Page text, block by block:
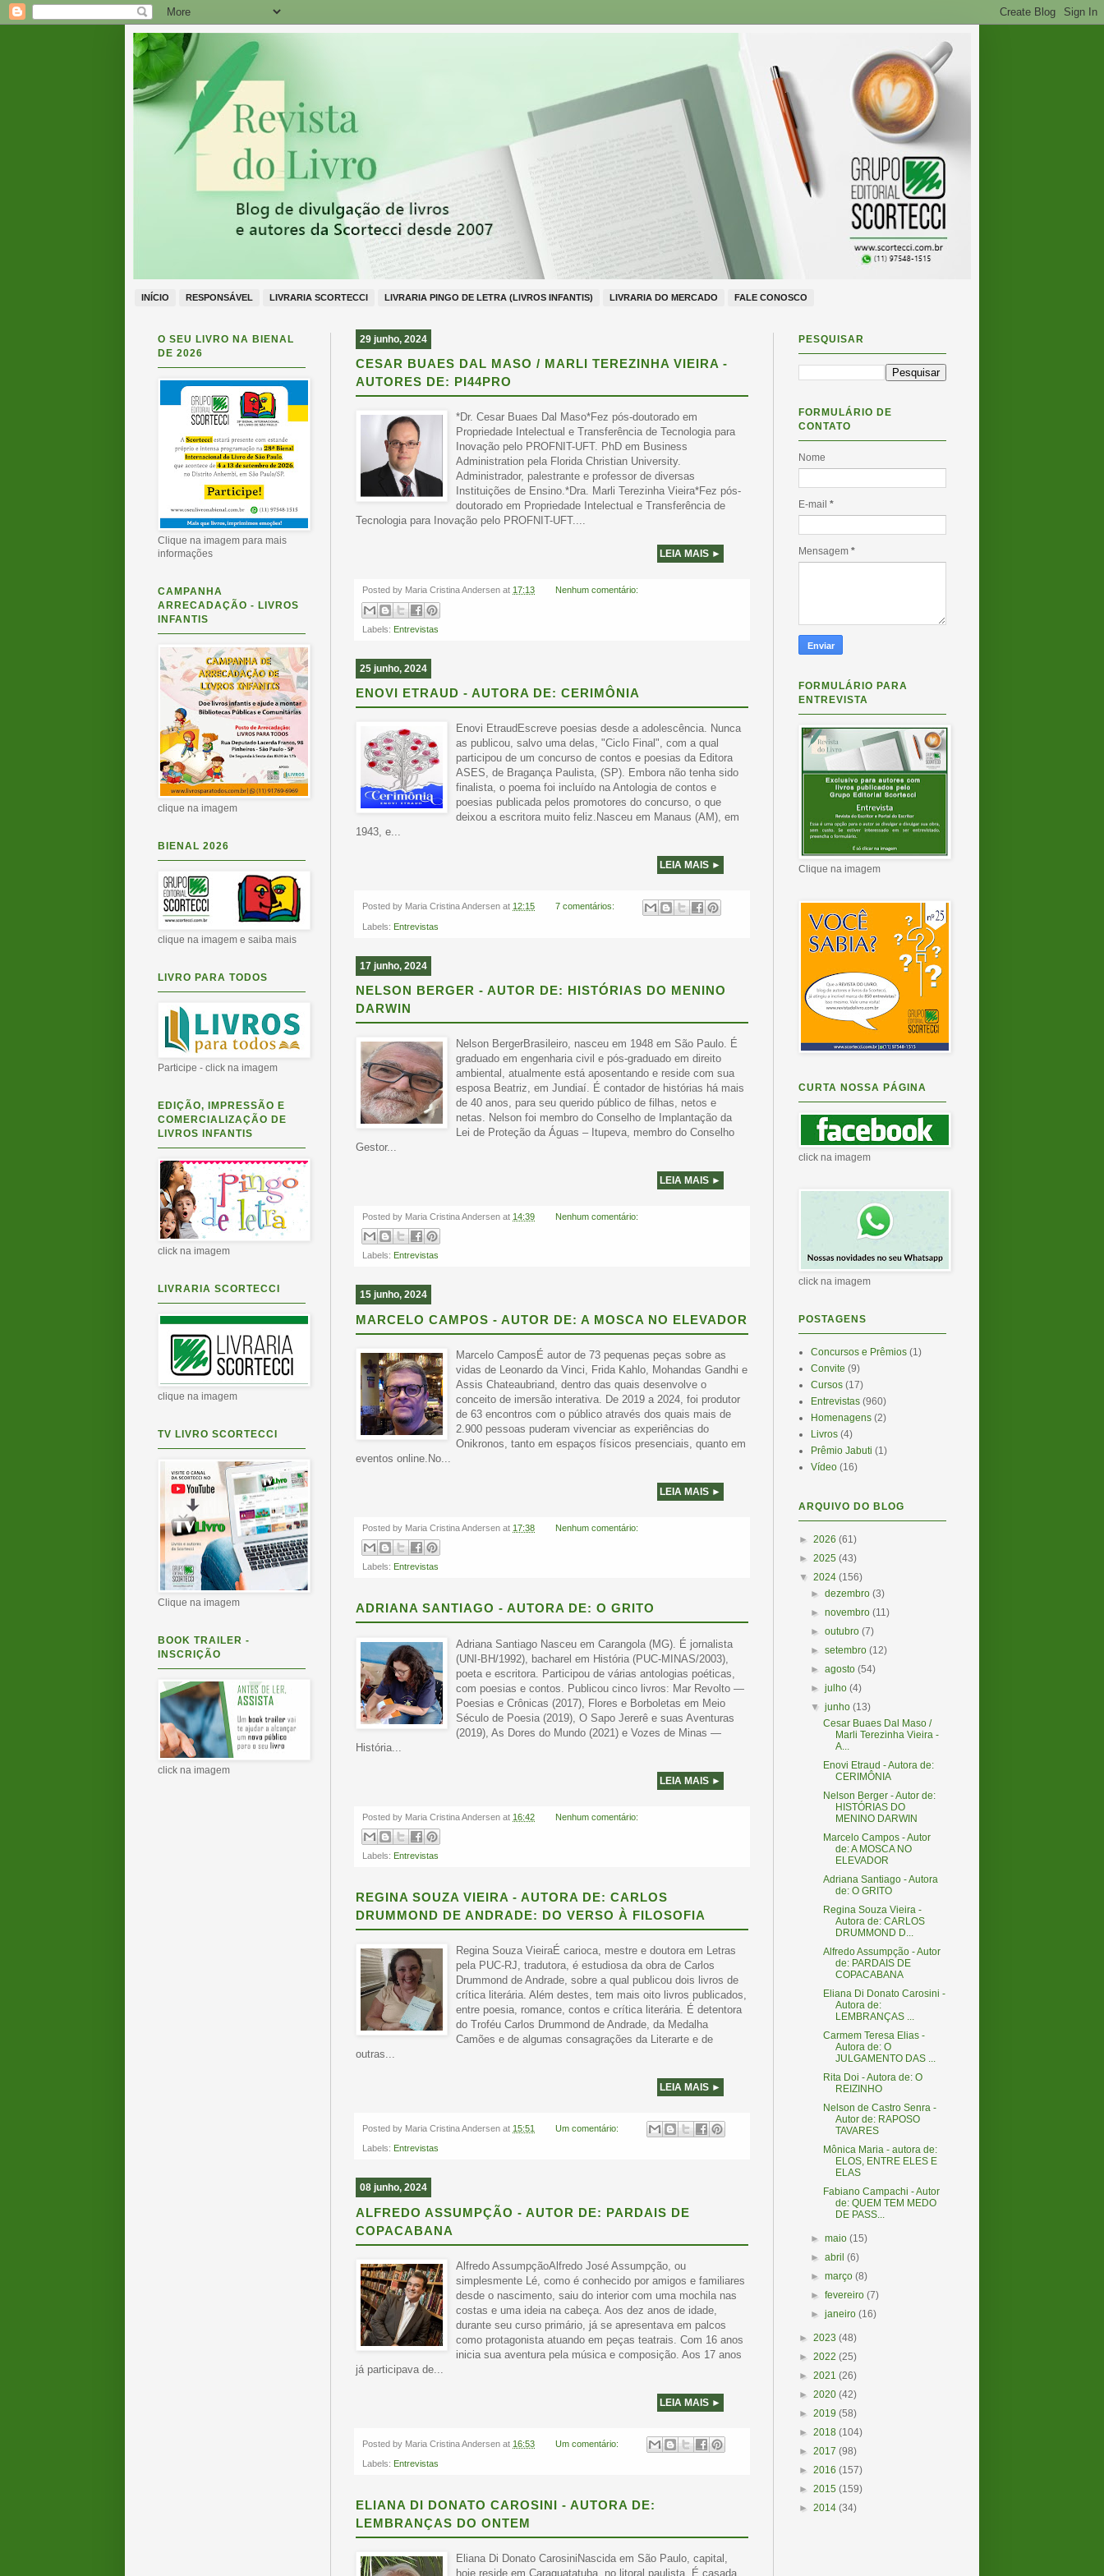
INÍCIO RESPONSÁVEL LIVRARIA SCORTECCI LIVRARIA PINGO DE LETRA (LIVROS INFANTIS) LIVRARIA DO MERCADO FALE CONOSCO
29 junho, 2024
CESAR BUAES DAL MASO / MARLI TEREZINHA VIEIRA -
AUTORES DE: PI44PRO
*Dr. Cesar Buaes Dal Maso*Fez pós-doutorado em
Propriedade Intelectual e Transferência de Tecnologia para
Inovação pelo PROFNIT-UFT. PhD em Business
Administration pela Florida Christian University.
Administrador, palestrante e professor de diversas
Instituições de Ensino.*Dra. Marli Terezinha Vieira*Fez pós-
doutorado em Propriedade Intelectual e Transferência de
Tecnologia para Inovação pelo PROFNIT-UFT....
LEIA MAIS ►
Posted by Maria Cristina Andersen at 17:13 Nenhum comentário:
Labels: Entrevistas
25 junho, 2024
ENOVI ETRAUD - AUTORA DE: CERIMÔNIA
Enovi EtraudEscreve poesias desde a adolescência. Nunca
as publicou, salvo uma delas, "Ciclo Final", com a qual
participou de um concurso de contos e poesias da Editora
ASES, de Bragança Paulista, (SP). Embora não tenha sido
finalista, o poema foi incluído na Antologia de contos e
poesias publicada pelos promotores do concurso, o que
deixou a escritora muito feliz.Nasceu em Manaus (AM), em
1943, e...
LEIA MAIS ►
Posted by Maria Cristina Andersen at 12:15 7 comentários:
Labels: Entrevistas
17 junho, 2024
NELSON BERGER - AUTOR DE: HISTÓRIAS DO MENINO
DARWIN
Nelson BergerBrasileiro, nasceu em 1948 em São Paulo. É
graduado em engenharia civil e pós-graduado em direito
ambiental, atualmente está aposentando e reside com sua
esposa Beatriz, em Jundiaí. É contador de histórias há mais
de 40 anos, para seu querido público de filhas, netos e
netas. Nelson foi membro do Conselho de Implantação da
Lei de Proteção da Águas – Itupeva, membro do Conselho
Gestor...
LEIA MAIS ►
Posted by Maria Cristina Andersen at 14:39 Nenhum comentário:
Labels: Entrevistas
15 junho, 2024
MARCELO CAMPOS - AUTOR DE: A MOSCA NO ELEVADOR
Marcelo CamposÉ autor de 73 pequenas peças sobre as
vidas de Leonardo da Vinci, Frida Kahlo, Mohandas Gandhi e
Assis Chateaubriand, dentro das quais desenvolve o
conceito de imersão interativa. De 2019 a 2024, foi produtor
de 63 encontros com o público através dos quais mais de
2.900 pessoas puderam vivenciar as experiências do
Onikronos, tanto em espaços físicos presenciais, quanto em
eventos online.No...
LEIA MAIS ►
Posted by Maria Cristina Andersen at 17:38 Nenhum comentário:
Labels: Entrevistas
ADRIANA SANTIAGO - AUTORA DE: O GRITO
Adriana Santiago Nasceu em Carangola (MG). É jornalista
(UNI-BH/1992), bacharel em História (PUC-MINAS/2003),
poeta e escritora. Participou de várias antologias poéticas,
com poesias e contos. Publicou cinco livros: Mar Revolto —
Poesias e Crônicas (2017), Flores e Borboletas em Meio
Século de Poesia (2019), O Sapo Jererê e suas Aventuras
(2019), As Dores do Mundo (2021) e Vozes de Minas —
História...
LEIA MAIS ►
Posted by Maria Cristina Andersen at 16:42 Nenhum comentário:
Labels: Entrevistas
REGINA SOUZA VIEIRA - AUTORA DE: CARLOS
DRUMMOND DE ANDRADE: DO VERSO À FILOSOFIA
Regina Souza VieiraÉ carioca, mestre e doutora em Letras
pela PUC-RJ, tradutora, é estudiosa da obra de Carlos
Drummond de Andrade, sobre a qual publicou dois livros de
crítica literária. Além destes, tem mais oito livros publicados,
entre poesia, romance, contos e crítica literária. É detentora
do Troféu Carlos Drummond de Andrade, da Medalha
Camões e de algumas consagrações da Literarte e de
outras...
LEIA MAIS ►
Posted by Maria Cristina Andersen at 15:51 Um comentário:
Labels: Entrevistas
08 junho, 2024
ALFREDO ASSUMPÇÃO - AUTOR DE: PARDAIS DE
COPACABANA
Alfredo AssumpçãoAlfredo José Assumpção, ou
simplesmente Lé, como é conhecido por amigos e familiares
desde o nascimento, saiu do interior com uma mochila nas
costas e uma ideia na cabeça. Aos dez anos de idade,
durante seu curso primário, já se apresentava em palcos
como protagonista atuando em peças teatrais. Com 16 anos
inicia sua aventura pela música e composição. Aos 17 anos
já participava de...
LEIA MAIS ►
Posted by Maria Cristina Andersen at 16:53 Um comentário:
Labels: Entrevistas
ELIANA DI DONATO CAROSINI - AUTORA DE:
LEMBRANÇAS DO ONTEM
Eliana Di Donato CarosiniNascida em São Paulo, capital,
hoje reside em Caraguatatuba, no litoral paulista. É casada,
O SEU LIVRO NA BIENAL
DE 2026
Clique na imagem para mais
informações
CAMPANHA
ARRECADAÇÃO - LIVROS
INFANTIS
clique na imagem
BIENAL 2026
clique na imagem e saiba mais
LIVRO PARA TODOS
Participe - click na imagem
EDIÇÃO, IMPRESSÃO E
COMERCIALIZAÇÃO DE
LIVROS INFANTIS
click na imagem
LIVRARIA SCORTECCI
clique na imagem
TV LIVRO SCORTECCI
Clique na imagem
BOOK TRAILER -
INSCRIÇÃO
click na imagem
PESQUISAR
FORMULÁRIO DE
CONTATO
Nome
E-mail *
Mensagem *
FORMULÁRIO PARA
ENTREVISTA
Clique na imagem
CURTA NOSSA PÁGINA
click na imagem
click na imagem
POSTAGENS
Concursos e Prêmios (1)
Convite (9)
Cursos (17)
Entrevistas (960)
Homenagens (2)
Livros (4)
Prêmio Jabuti (1)
Vídeo (16)
ARQUIVO DO BLOG
► 2026 (61)
► 2025 (43)
▼ 2024 (156)
►dezembro(3)
►novembro(11)
►outubro(7)
►setembro(12)
►agosto(54)
►julho(4)
▼junho(13)
Cesar Buaes Dal Maso /
Marli Terezinha Vieira -
A...
Enovi Etraud - Autora de:
CERIMÔNIA
Nelson Berger - Autor de:
HISTÓRIAS DO
MENINO DARWIN
Marcelo Campos - Autor
de: A MOSCA NO
ELEVADOR
Adriana Santiago - Autora
de: O GRITO
Regina Souza Vieira -
Autora de: CARLOS
DRUMMOND D...
Alfredo Assumpção - Autor
de: PARDAIS DE
COPACABANA
Eliana Di Donato Carosini -
Autora de:
LEMBRANÇAS ...
Carmem Teresa Elias -
Autora de: O
JULGAMENTO DAS ...
Rita Doi - Autora de: O
REIZINHO
Nelson de Castro Senra -
Autor de: RAPOSO
TAVARES
Mônica Maria - autora de:
ELOS, ENTRE ELES E
ELAS
Fabiano Campachi - Autor
de: QUEM TEM MEDO
DE PASS...
►maio(15)
►abril(6)
►março(8)
►fevereiro(7)
►janeiro(16)
► 2023 (48)
► 2022 (25)
► 2021 (26)
► 2020 (42)
► 2019 (58)
► 2018 (104)
► 2017 (98)
► 2016 (157)
► 2015 (159)
► 2014 (34)